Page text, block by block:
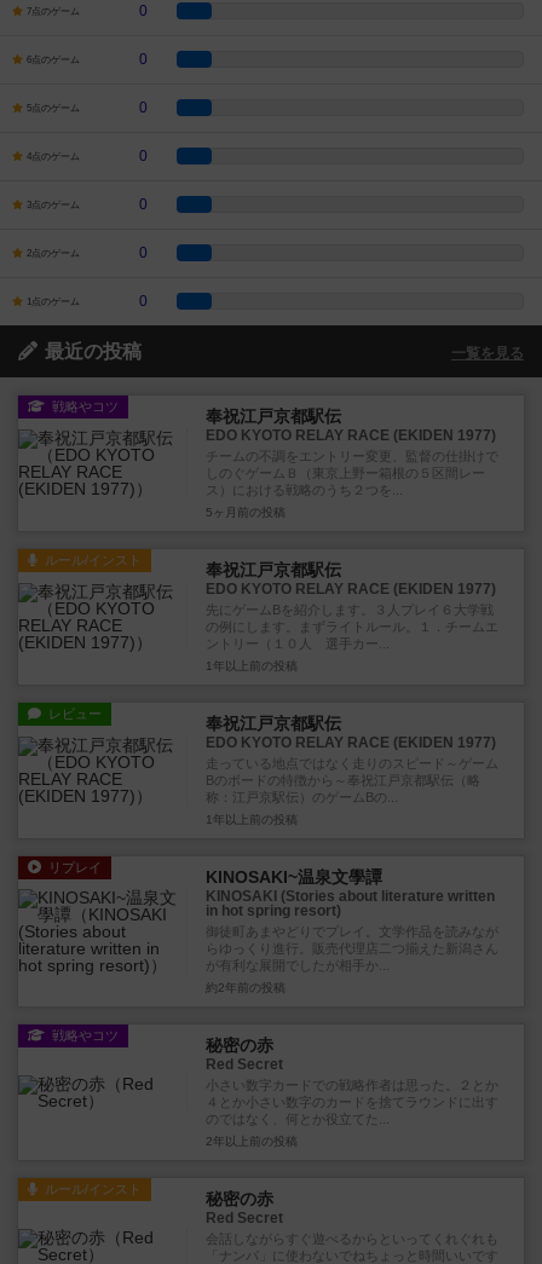
7点のゲーム 0
6点のゲーム 0
5点のゲーム 0
4点のゲーム 0
3点のゲーム 0
2点のゲーム 0
1点のゲーム 0
最近の投稿 一覧を見る
戦略やコツ 奉祝江戸京都駅伝
EDO KYOTO RELAY RACE (EKIDEN 1977)
チームの不調をエントリー変更、監督の仕掛けで
しのぐゲームＢ（東京上野ー箱根の５区間レー
ス）における戦略のうち２つを...
5ヶ月前 の投稿
ルール/インスト 奉祝江戸京都駅伝
EDO KYOTO RELAY RACE (EKIDEN 1977)
先にゲームBを紹介します。３人プレイ６大学戦
の例にします。まずライトルール。１．チームエ
ントリー（１０人 選手カー...
1年以上前 の投稿
レビュー 奉祝江戸京都駅伝
EDO KYOTO RELAY RACE (EKIDEN 1977)
走っている地点ではなく走りのスピード～ゲーム
Bのボードの特徴から～奉祝江戸京都駅伝（略
称：江戸京駅伝）のゲームBの...
1年以上前 の投稿
リプレイ KINOSAKI~温泉文學譚
KINOSAKI (Stories about literature written
in hot spring resort)
御徒町あまやどりでプレイ。文学作品を読みなが
らゆっくり進行。販売代理店二つ揃えた新潟さん
が有利な展開でしたが相手か...
約2年前 の投稿
戦略やコツ 秘密の赤
Red Secret
小さい数字カードでの戦略作者は思った。２とか
４とか小さい数字のカードを捨てラウンドに出す
のではなく、何とか役立てた...
2年以上前 の投稿
ルール/インスト 秘密の赤
Red Secret
会話しながらすぐ遊べるからといってくれぐれも
「ナンパ」に使わないでねちょっと時間いいです